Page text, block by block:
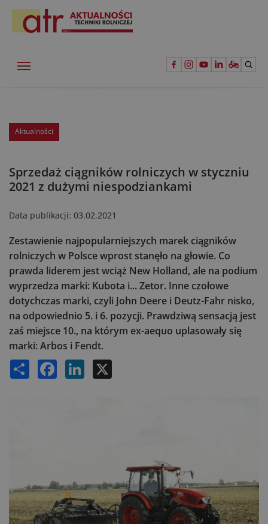
Aktualności
Sprzedaż ciągników rolniczych w styczniu
2021 z dużymi niespodziankami
Data publikacji: 03.02.2021
Zestawienie najpopularniejszych marek ciągników
rolniczych w Polsce wprost stanęło na głowie. Co
prawda liderem jest wciąż New Holland, ale na podium
wyprzedza marki: Kubota i... Zetor. Inne czołowe
dotychczas marki, czyli John Deere i Deutz-Fahr nisko,
na odpowiednio 5. i 6. pozycji. Prawdziwą sensacją jest
zaś miejsce 10., na którym ex-aequo uplasowały się
marki: Arbos i Fendt.
Share Facebook LinkedIn